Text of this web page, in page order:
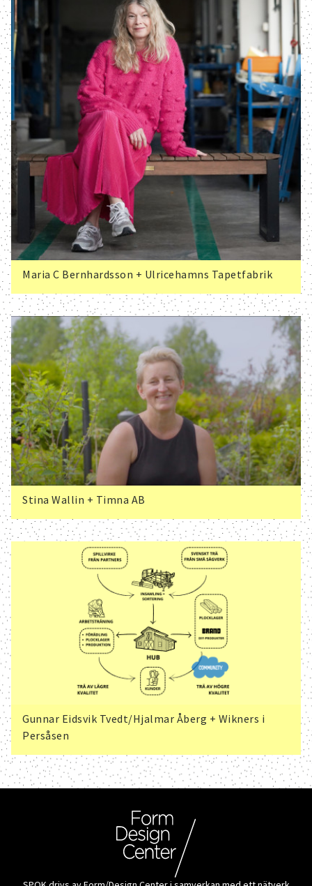
Maria C Bernhardsson + Ulricehamns Tapetfabrik
Stina Wallin + Timna AB
Gunnar Eidsvik Tvedt/Hjalmar Åberg + Wikners i
Persåsen